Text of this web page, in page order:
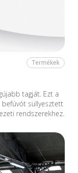
Termékek
tagját. Ezt a
süllyesztett
rendszerekhez.